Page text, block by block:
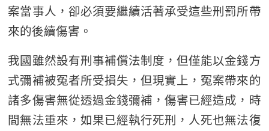
案當事人，卻必須要繼續活著承受這些刑罰所帶
來的後續傷害。
我國雖然設有刑事補償法制度，但僅能以金錢方
式彌補被冤者所受損失，但現實上，冤案帶來的
諸多傷害無從透過金錢彌補，傷害已經造成，時
間無法重來，如果已經執行死刑，人死也無法復